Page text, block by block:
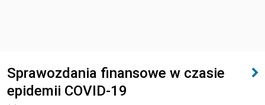
Sprawozdania finansowe w czasie
epidemii COVID-19